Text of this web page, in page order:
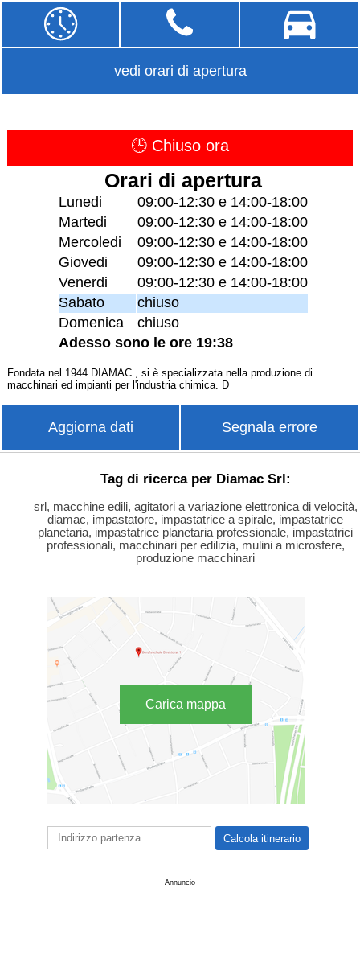
vedi orari di apertura
🕒 Chiuso ora
Orari di apertura
Lunedi
09:00-12:30 e 14:00-18:00
Martedi
09:00-12:30 e 14:00-18:00
Mercoledi
09:00-12:30 e 14:00-18:00
Giovedi
09:00-12:30 e 14:00-18:00
Venerdi
09:00-12:30 e 14:00-18:00
Sabato
chiuso
Domenica
chiuso
Adesso sono le ore 19:38
Fondata nel 1944 DIAMAC , si è specializzata nella produzione di
macchinari ed impianti per l'industria chimica. D
Aggiorna dati Segnala errore
Tag di ricerca per Diamac Srl:
srl, macchine edili, agitatori a variazione elettronica di velocità,
diamac, impastatore, impastatrice a spirale, impastatrice
planetaria, impastatrice planetaria professionale, impastatrici
professionali, macchinari per edilizia, mulini a microsfere,
produzione macchinari
Carica mappa
Annuncio